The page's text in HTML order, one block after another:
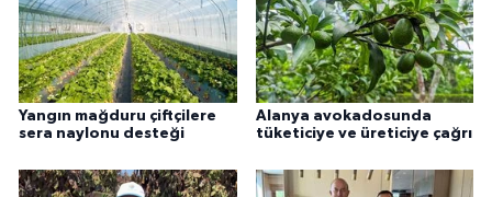
Yangın mağduru çiftçilere
sera naylonu desteği
Alanya avokadosunda
tüketiciye ve üreticiye çağrı